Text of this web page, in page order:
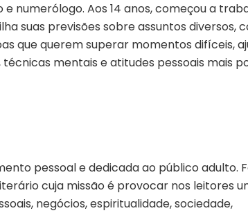
numerólogo. Aos 14 anos, começou a
suas previsões sobre assuntos diversos,
que querem superar momentos difíceis,
mentais e atitudes pessoais mais
pessoal e dedicada ao público adulto.
cuja missão é provocar nos leitores
negócios, espiritualidade, sociedade,